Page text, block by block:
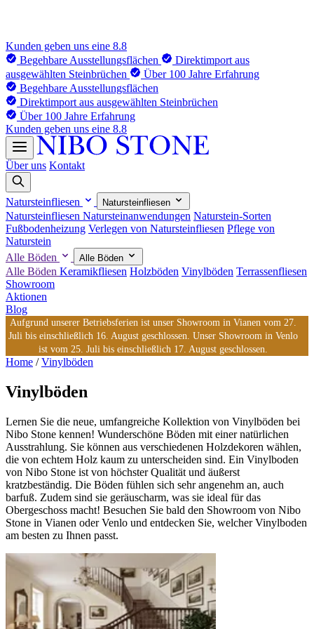
Kunden geben uns eine 8.8
Begehbare Ausstellungsflächen
Direktimport aus
ausgewählten Steinbrüchen
Über 100 Jahre Erfahrung
Begehbare Ausstellungsflächen
Direktimport aus ausgewählten Steinbrüchen
Über 100 Jahre Erfahrung
Kunden geben uns eine 8.8
Über uns Kontakt
Natursteinfliesen Natursteinfliesen
Natursteinfliesen Natursteinanwendungen Naturstein-Sorten
Fußbodenheizung Verlegen von Natursteinfliesen Pflege von
Naturstein
Alle Böden
Alle Böden
Alle Böden Keramikfliesen Holzböden Vinylböden Terrassenfliesen
Showroom
Aktionen
Blog
Aufgrund unserer Betriebsferien ist unser Showroom in Vianen vom 27.
Juli bis einschließlich 16. August geschlossen. Unser Showroom in Venlo
ist vom 25. Juli bis einschließlich 17. August geschlossen.
Home /Vinylböden
Vinylböden
Lernen Sie die neue, umfangreiche Kollektion von Vinylböden bei
Nibo Stone kennen! Wunderschöne Böden mit einer natürlichen
Ausstrahlung. Sie können aus verschiedenen Holzdekoren wählen,
die von echtem Holz kaum zu unterscheiden sind. Ein Vinylboden
von Nibo Stone ist von höchster Qualität und äußerst
kratzbeständig. Die Böden fühlen sich sehr angenehm an, auch
barfuß. Zudem sind sie geräuscharm, was sie ideal für das
Obergeschoss macht! Besuchen Sie bald den Showroom von Nibo
Stone in Vianen oder Venlo und entdecken Sie, welcher Vinylboden
am besten zu Ihnen passt.